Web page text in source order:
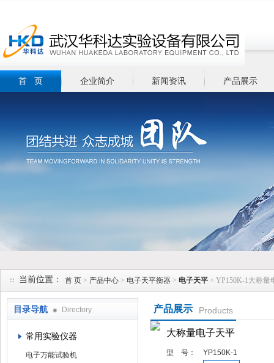
首 页 企业简介 新闻资讯 产品展示
当前位置： 首 页 > 产品中心 > 电子天平衡器 > 电子天平 > YP150K-1大称量
目录导航 Directory
常用实验仪器
电子万能试验机
产品展示 Products
大称量电子天平
型 号：
YP150K-1